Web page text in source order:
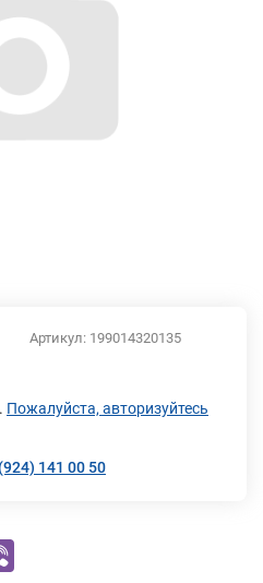
Артикул: 199014320135
Пожалуйста, авторизуйтесь
141 00 50